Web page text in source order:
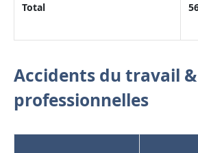
Total
Accidents du travail
professionnelles